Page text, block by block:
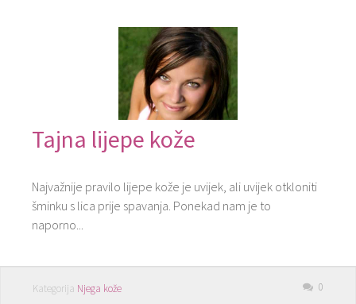
Tajna lijepe kože
Najvažnije pravilo lijepe kože je uvijek, ali uvijek otkloniti
šminku s lica prije spavanja. Ponekad nam je to
naporno...
Kategorija Njega kože 0